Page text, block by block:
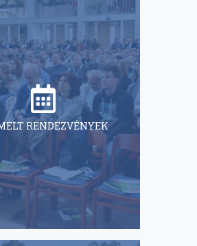
RENDEZVÉNYEK